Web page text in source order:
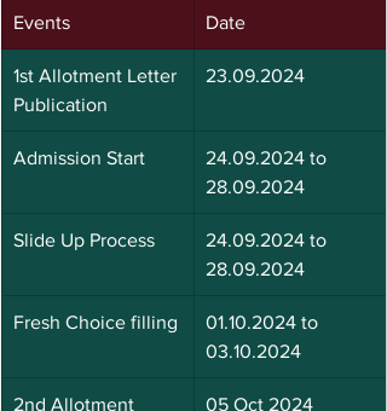
Events Date
1st Allotment Letter
Publication
23.09.2024
Admission Start
24.09.2024 to
28.09.2024
Slide Up Process
24.09.2024 to
28.09.2024
Fresh Choice filling
01.10.2024 to
03.10.2024
2nd Allotment 05 Oct 2024